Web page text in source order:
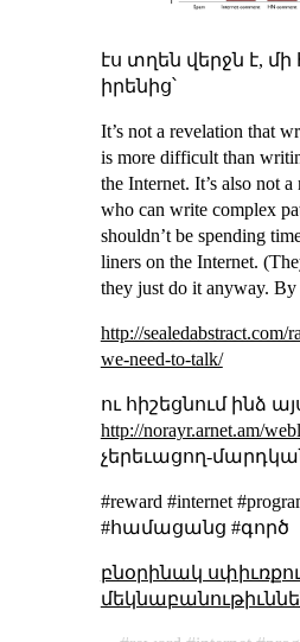
էս տղեն վերջն է, մի
իրենից՝
It’s not a revelation that
is more difficult than
the Internet. It’s also not
who can write complex
shouldn’t be spending
liners on the Internet.
they just do it anyway. By
http://sealedabstract.com/
we-need-to-talk/
ու հիշեցնում ինձ
http://norayr.arnet.am/
չերեւացող-
#reward #internet
#համացանց #գործ
բնօրինակ